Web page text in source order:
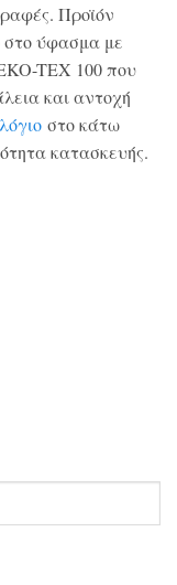
Προϊόν
στο ύφασμα με
TEX 100 που
και αντοχή
στο κάτω
κατασκευής.